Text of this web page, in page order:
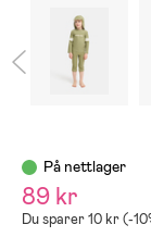
På nettlager
89 kr
Du sparer 10 kr (-